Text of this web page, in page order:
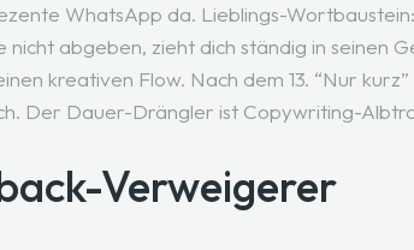
WhatsApp da. Lieblings-
nicht abgeben, zieht dich ständig in seinen
kreativen Flow. Nach dem 13. “Nur
Der Dauer-Drängler ist Copywriting-
Verweigerer